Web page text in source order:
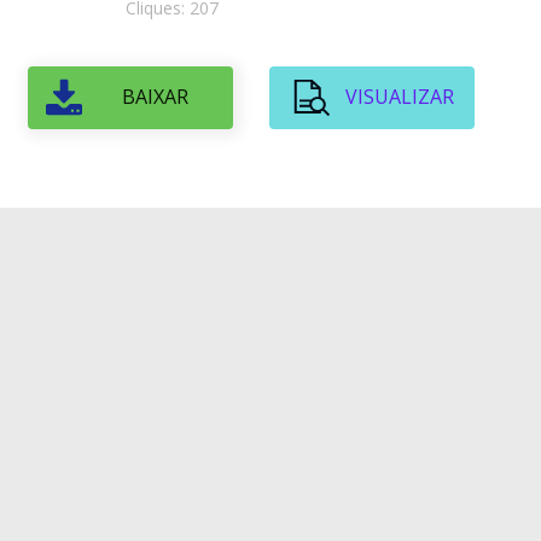
Cliques: 207
BAIXAR VISUALIZAR